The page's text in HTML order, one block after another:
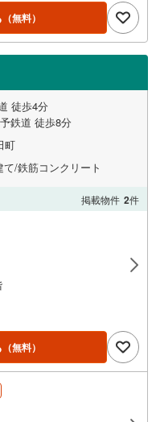
（無料）
徒歩4分
鉄道 徒歩8分
町
/鉄筋コンクリート
掲載物件 2件
（無料）